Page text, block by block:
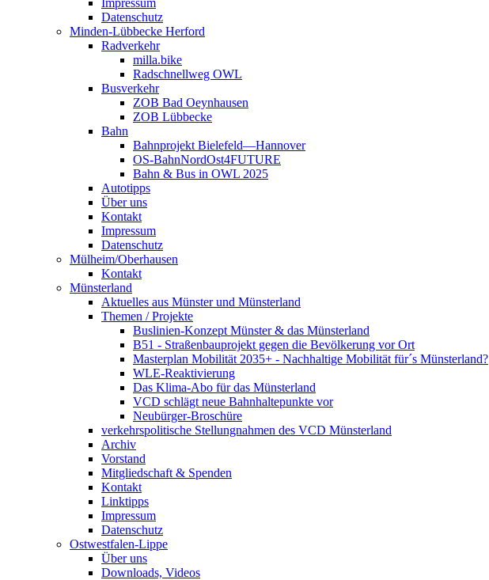
Impressum
Datenschutz
Minden-Lübbecke Herford
Radverkehr
milla.bike
Radschnellweg OWL
Busverkehr
ZOB Bad Oeynhausen
ZOB Lübbecke
Bahn
Bahnprojekt Bielefeld—Hannover
OS-BahnNordOst4FUTURE
Bahn & Bus in OWL 2025
Autotipps
Über uns
Kontakt
Impressum
Datenschutz
Mülheim/Oberhausen
Kontakt
Münsterland
Aktuelles aus Münster und Münsterland
Themen / Projekte
Buslinien-Konzept Münster & das Münsterland
B51 - Straßenbauprojekt gegen die Bevölkerung vor Ort
Masterplan Mobilität 2035+ - Nachhaltige Mobilität für´s Münsterland?
WLE-Reaktivierung
Das Klima-Abo für das Münsterland
VCD schlägt neue Bahnhaltepunkte vor
Neubürger-Broschüre
verkehrspolitische Stellungnahmen des VCD Münsterland
Archiv
Vorstand
Mitgliedschaft & Spenden
Kontakt
Linktipps
Impressum
Datenschutz
Ostwestfalen-Lippe
Über uns
Downloads, Videos